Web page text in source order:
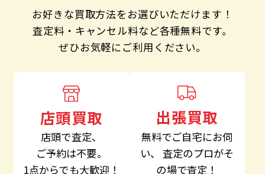
お好きな買取方法をお選びいただけます！
査定料・キャンセル料など各種無料です。
ぜひお気軽にご利用ください。
店頭買取
店頭で査定、
ご予約は不要。
1点からでも大歓迎！
出張買取
無料でご自宅にお伺
い、
査定のプロがそ
の場で査定！